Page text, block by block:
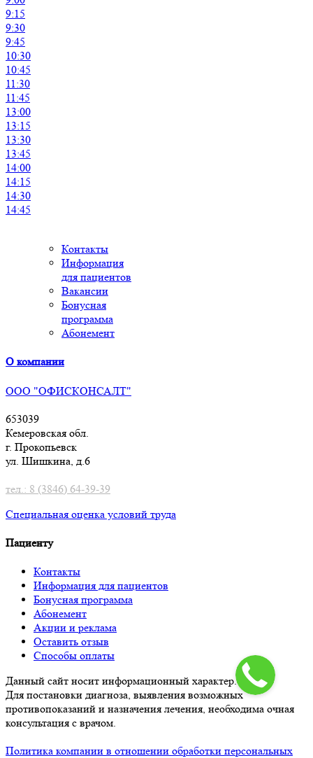
9:15
9:30
9:45
10:30
10:45
11:30
11:45
13:00
13:15
13:30
13:45
14:00
14:15
14:30
14:45
Контакты
Информация
для пациентов
Вакансии
Бонусная
программа
Абонемент
О компании
ООО "ОФИСКОНСАЛТ"
653039
Кемеровская обл.
г. Прокопьевск
ул. Шишкина, д.6
тел.: 8 (3846) 64-39-39
Специальная оценка условий труда
Пациенту
Контакты
Информация для пациентов
Бонусная программа
Абонемент
Акции и реклама
Оставить отзыв
Способы оплаты
Данный сайт носит информационный характер.
Для постановки диагноза, выявления возможных
противопоказаний и назначения лечения, необходима очная
консультация с врачом.
Политика компании в отношении обработки персональных